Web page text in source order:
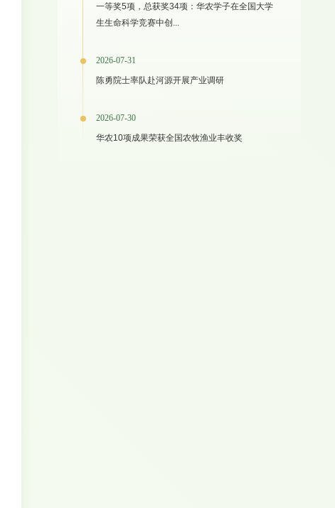
一等奖5项，总获奖34项：华农学子在全国大学
生生命科学竞赛中创...
2026-07-31
陈勇院士率队赴河源开展产业调研
2026-07-30
华农10项成果荣获全国农牧渔业丰收奖